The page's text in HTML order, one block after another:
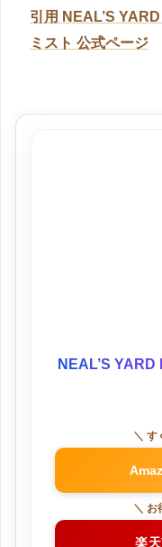
引用 NEAL’S
ミスト 公式ページ
NEAL’S
＼ す
＼ お
楽